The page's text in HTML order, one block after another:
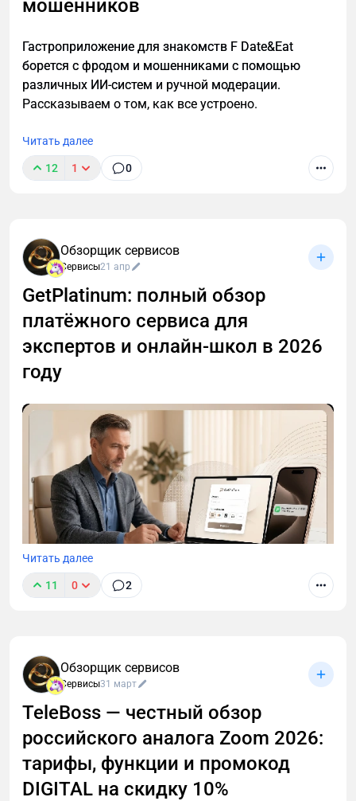
мошенников
Гастроприложение для знакомств F Date&Eat
борется с фродом и мошенниками с помощью
различных ИИ-систем и ручной модерации.
Рассказываем о том, как все устроено.
Читать далее
12 1 0
Обзорщик сервисов
Сервисы21 апр
GetPlatinum: полный обзор
платёжного сервиса для
экспертов и онлайн-школ в 2026
году
Банки обязаны отслеживать подозрительную
без предупреждения. Параллельно налоговая ждёт
чеки на каждый платёж — и штрафует, если их нет:
20% от суммы за первое нарушение, 100% за
повторное. GetPlatinum закрывает оба сценария
автоматически.
Читать далее
11 0 2
Обзорщик сервисов
Сервисы31 март
TeleBoss — честный обзор
российского аналога Zoom 2026:
тарифы, функции и промокод
DIGITAL на скидку 10%